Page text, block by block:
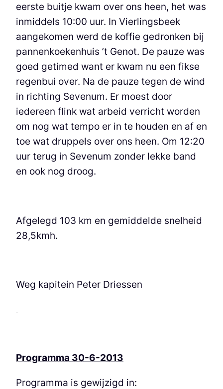
eerste buitje kwam over ons heen, het was
inmiddels 10:00 uur. In Vierlingsbeek
aangekomen werd de koffie gedronken bij
pannenkoekenhuis ’t Genot. De pauze was
goed getimed want er kwam nu een fikse
regenbui over. Na de pauze tegen de wind
in richting Sevenum. Er moest door
iedereen flink wat arbeid verricht worden
om nog wat tempo er in te houden en af en
toe wat druppels over ons heen. Om 12:20
uur terug in Sevenum zonder lekke band
en ook nog droog.
Afgelegd 103 km en gemiddelde snelheid
28,5kmh.
Weg kapitein Peter Driessen
Programma 30-6-2013
Programma is gewijzigd in: